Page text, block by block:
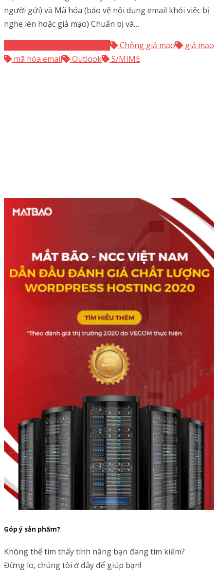
người gửi) và Mã hóa (bảo vệ nội dung email khỏi việc bị
nghe lén hoặc giả mạo) Chuẩn bị và…
Chống giả mạo
giả mạo
mã hóa email
Outlook S/MIME
Góp ý sản phẩm?
Không thể tìm thấy tính năng bạn đang tìm kiếm?
Đừng lo, chúng tôi ở đây để giúp bạn!